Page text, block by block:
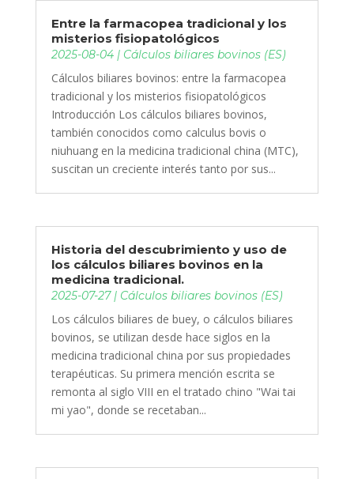
Entre la farmacopea tradicional y los
misterios fisiopatológicos
2025-08-04| Cálculos biliares bovinos (ES)
Cálculos biliares bovinos: entre la farmacopea
tradicional y los misterios fisiopatológicos
Introducción Los cálculos biliares bovinos,
también conocidos como calculus bovis o
niuhuang en la medicina tradicional china (MTC),
suscitan un creciente interés tanto por sus...
Historia del descubrimiento y uso de
los cálculos biliares bovinos en la
medicina tradicional.
2025-07-27| Cálculos biliares bovinos (ES)
Los cálculos biliares de buey, o cálculos biliares
bovinos, se utilizan desde hace siglos en la
medicina tradicional china por sus propiedades
terapéuticas. Su primera mención escrita se
remonta al siglo VIII en el tratado chino "Wai tai
mi yao", donde se recetaban...